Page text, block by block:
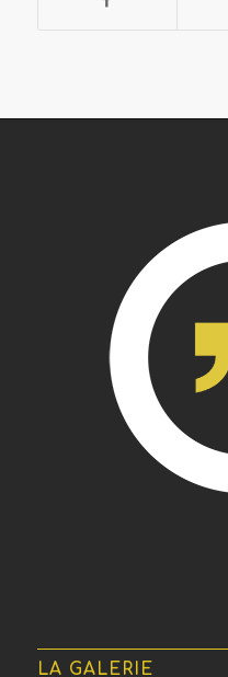
LA GALERIE